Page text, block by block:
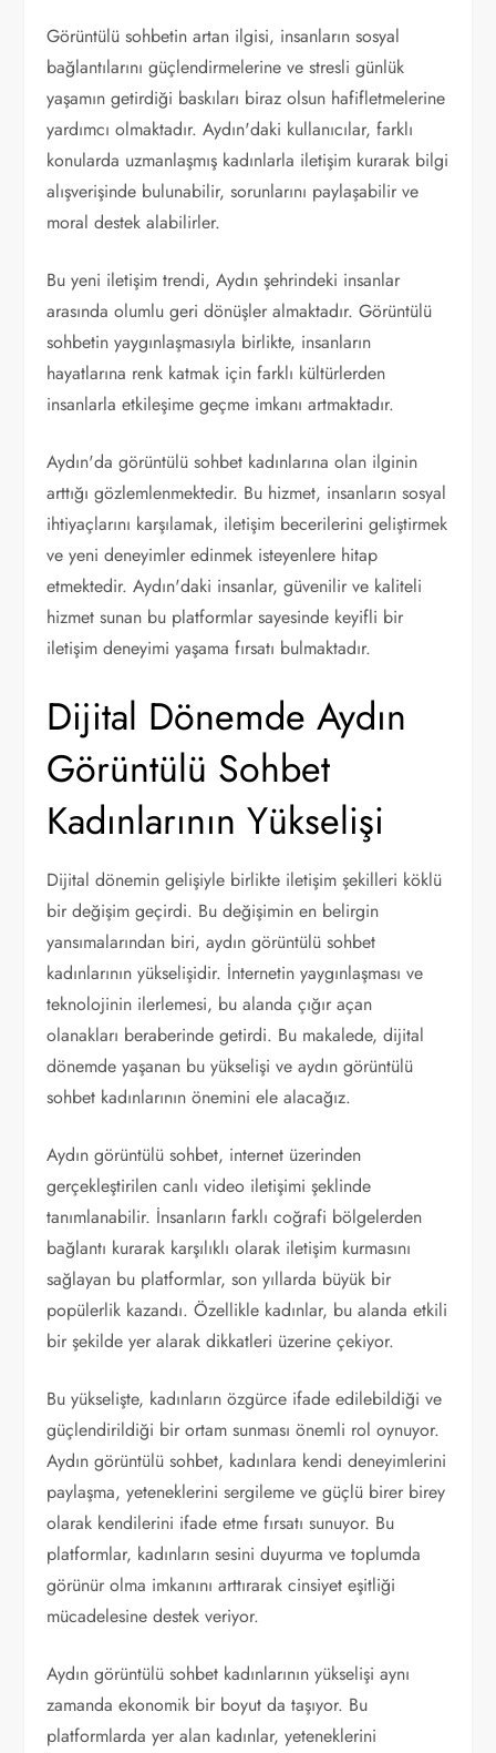
Görüntülü sohbetin artan ilgisi, insanların sosyal
bağlantılarını güçlendirmelerine ve stresli günlük
yaşamın getirdiği baskıları biraz olsun hafifletmelerine
yardımcı olmaktadır. Aydın'daki kullanıcılar, farklı
konularda uzmanlaşmış kadınlarla iletişim kurarak bilgi
alışverişinde bulunabilir, sorunlarını paylaşabilir ve
moral destek alabilirler.
Bu yeni iletişim trendi, Aydın şehrindeki insanlar
arasında olumlu geri dönüşler almaktadır. Görüntülü
sohbetin yaygınlaşmasıyla birlikte, insanların
hayatlarına renk katmak için farklı kültürlerden
insanlarla etkileşime geçme imkanı artmaktadır.
Aydın'da görüntülü sohbet kadınlarına olan ilginin
arttığı gözlemlenmektedir. Bu hizmet, insanların sosyal
ihtiyaçlarını karşılamak, iletişim becerilerini geliştirmek
ve yeni deneyimler edinmek isteyenlere hitap
etmektedir. Aydın'daki insanlar, güvenilir ve kaliteli
hizmet sunan bu platformlar sayesinde keyifli bir
iletişim deneyimi yaşama fırsatı bulmaktadır.
Dijital Dönemde Aydın
Görüntülü Sohbet
Kadınlarının Yükselişi
Dijital dönemin gelişiyle birlikte iletişim şekilleri köklü
bir değişim geçirdi. Bu değişimin en belirgin
yansımalarından biri, aydın görüntülü sohbet
kadınlarının yükselişidir. İnternetin yaygınlaşması ve
teknolojinin ilerlemesi, bu alanda çığır açan
olanakları beraberinde getirdi. Bu makalede, dijital
dönemde yaşanan bu yükselişi ve aydın görüntülü
sohbet kadınlarının önemini ele alacağız.
Aydın görüntülü sohbet, internet üzerinden
gerçekleştirilen canlı video iletişimi şeklinde
tanımlanabilir. İnsanların farklı coğrafi bölgelerden
bağlantı kurarak karşılıklı olarak iletişim kurmasını
sağlayan bu platformlar, son yıllarda büyük bir
popülerlik kazandı. Özellikle kadınlar, bu alanda etkili
bir şekilde yer alarak dikkatleri üzerine çekiyor.
Bu yükselişte, kadınların özgürce ifade edilebildiği ve
güçlendirildiği bir ortam sunması önemli rol oynuyor.
Aydın görüntülü sohbet, kadınlara kendi deneyimlerini
paylaşma, yeteneklerini sergileme ve güçlü birer birey
olarak kendilerini ifade etme fırsatı sunuyor. Bu
platformlar, kadınların sesini duyurma ve toplumda
görünür olma imkanını arttırarak cinsiyet eşitliği
mücadelesine destek veriyor.
Aydın görüntülü sohbet kadınlarının yükselişi aynı
zamanda ekonomik bir boyut da taşıyor. Bu
platformlarda yer alan kadınlar, yeteneklerini